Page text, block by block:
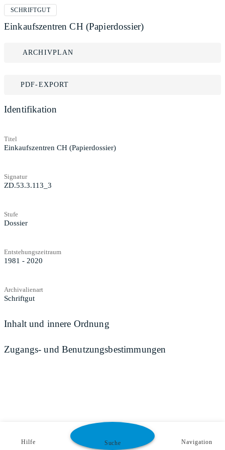
SCHRIFTGUT
Einkaufszentren CH (Papierdossier)
ARCHIVPLAN
PDF-EXPORT
Identifikation
Titel
Einkaufszentren CH (Papierdossier)
Signatur
ZD.53.3.113_3
Stufe
Dossier
Entstehungszeitraum
1981 - 2020
Archivalienart
Schriftgut
Inhalt und innere Ordnung
Zugangs- und Benutzungsbestimmungen
Hilfe Suche Navigation